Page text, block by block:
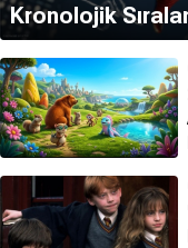
Kronolojik